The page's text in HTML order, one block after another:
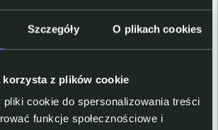
Szczegóły O plikach cookies
korzysta z plików cookie
cookie do spersonalizowania treści
funkcje społecznościowe i
85
zgodności produktu z